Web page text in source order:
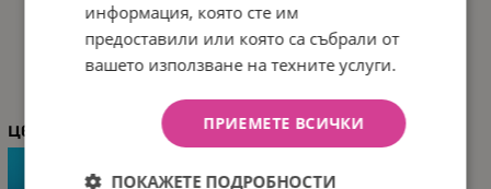
ХАРАКТЕРИСТИКИ
Цвят
информация, която сте им
предоставили или която са събрали от
вашето използване на техните услуги.
ПРИЕМЕТЕ ВСИЧКИ
ПОКАЖЕТЕ ПОДРОБНОСТИ